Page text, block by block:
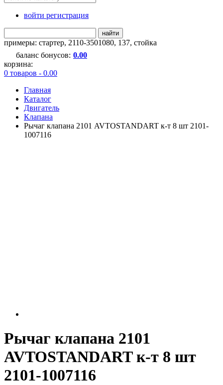
войти регистрация
найти
примеры: стартер, 2110-3501080, 137, стойка
баланс бонусов: 0.00
корзина:
0 товаров - 0.00
Главная
Каталог
Двигатель
Клапана
Рычаг клапана 2101 AVTOSTANDART к-т 8 шт 2101-
1007116
Рычаг клапана 2101
AVTOSTANDART к-т 8 шт
2101-1007116